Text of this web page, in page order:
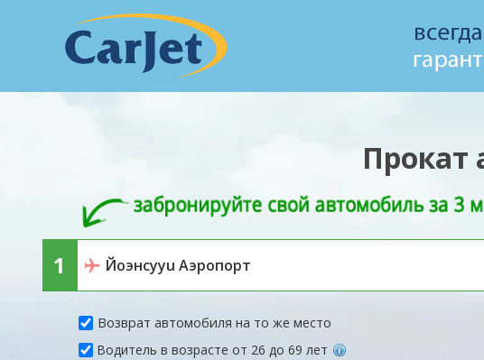
Прокат
Возврат автомобиля на то же место
Водитель в возрасте от 26 до 69 лет